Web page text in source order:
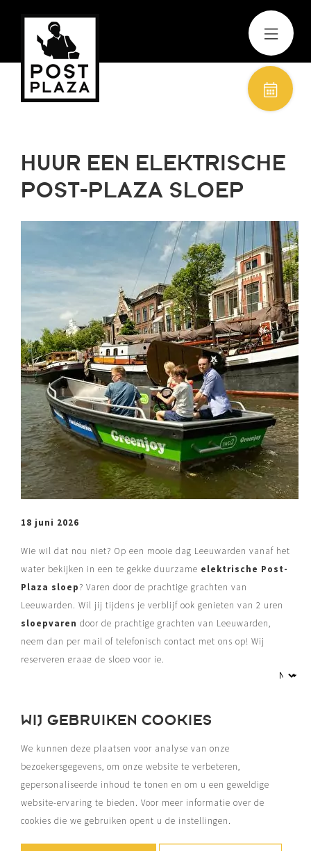
HUUR EEN ELEKTRISCHE
POST-PLAZA SLOEP
18 juni 2026
Wie wil dat nou niet? Op een mooie dag Leeuwarden vanaf het
water bekijken in een te gekke duurzame elektrische Post-
Plaza sloep? Varen door de prachtige grachten van
Leeuwarden. Wil jij tijdens je verblijf ook genieten van 2 uren
sloepvaren door de prachtige grachten van Leeuwarden,
neem dan per mail of telefonisch contact met ons op! Wij
reserveren graag de sloep voor je.
MEER EVENEMENTEN
Zomer Special
Kom deze zomer
hebben voor jou
samengesteld
voldoet voor een
Leeuwarden en
BOEK
WIJ GEBRUIKEN COOKIES
We kunnen deze plaatsen voor analyse van onze
bezoekersgegevens, om onze website te verbeteren,
gepersonaliseerde inhoud te tonen en om u een geweldige
website-ervaring te bieden. Voor meer informatie over de
cookies die we gebruiken opent u de instellingen.